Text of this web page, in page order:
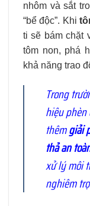
nhôm và sắt
“bể độc”. Khi
ti sẽ bám chặt
tôm non, phá
khả năng trao
Trong
hiệu phèn
thêmgiải
thả an
xử lý môi
nghiêm